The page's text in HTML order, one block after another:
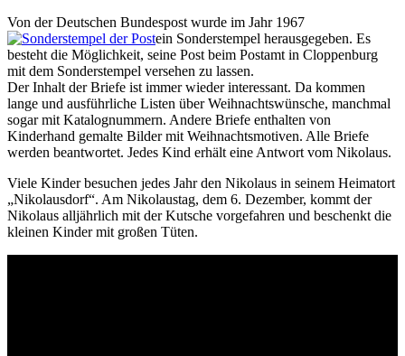
Von der Deutschen Bundespost wurde im Jahr 1967
ein Sonderstempel herausgegeben. Es
besteht die Möglichkeit, seine Post beim Postamt in Cloppenburg
mit dem Sonderstempel versehen zu lassen.
Der Inhalt der Briefe ist immer wieder interessant. Da kommen
lange und ausführliche Listen über Weihnachtswünsche, manchmal
sogar mit Katalognummern. Andere Briefe enthalten von
Kinderhand gemalte Bilder mit Weihnachtsmotiven. Alle Briefe
werden beantwortet. Jedes Kind erhält eine Antwort vom Nikolaus.
Viele Kinder besuchen jedes Jahr den Nikolaus in seinem Heimatort
„Nikolausdorf“. Am Nikolaustag, dem 6. Dezember, kommt der
Nikolaus alljährlich mit der Kutsche vorgefahren und beschenkt die
kleinen Kinder mit großen Tüten.